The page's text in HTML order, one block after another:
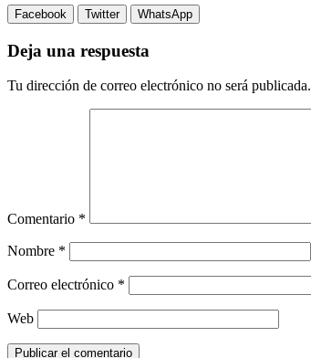
Facebook Twitter WhatsApp
Deja una respuesta
Tu dirección de correo electrónico no será publicada.
Comentario *
Nombre *
Correo electrónico *
Web